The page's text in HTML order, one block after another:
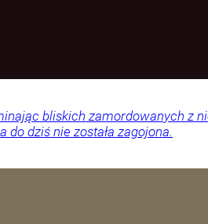
bliskich zamordowanych z
dziś nie została zagojona.